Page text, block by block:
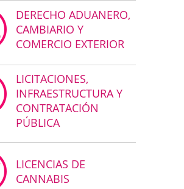
DERECHO ADUANERO,
CAMBIARIO Y
COMERCIO EXTERIOR
LICITACIONES,
INFRAESTRUCTURA Y
CONTRATACIÓN
PÚBLICA
LICENCIAS DE
CANNABIS